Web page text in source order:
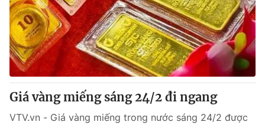
Giá vàng miếng sáng 24/2 đi ngang
VTV.vn - Giá vàng miếng trong nước sáng 24/2 được